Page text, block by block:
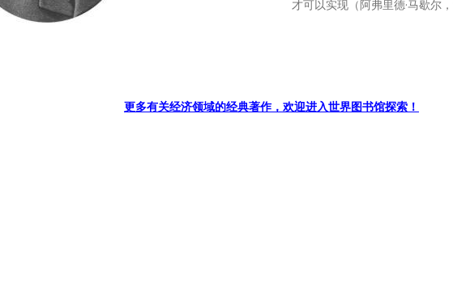
才可以实现（阿弗里德·马歇尔
更多有关经济领域的经典著作，欢迎进入世界图书馆探索！